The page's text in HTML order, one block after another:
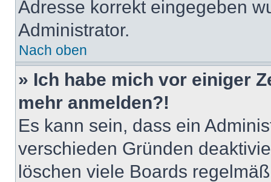
Adresse korrekt eingegeben
Administrator.
Nach oben
» Ich habe mich vor einiger
mehr anmelden?!
Es kann sein, dass ein
verschieden Gründen
löschen viele Boards